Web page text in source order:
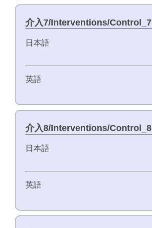
介入7/Interventions/Control_7
日本語
英語
介入8/Interventions/Control_8
日本語
英語